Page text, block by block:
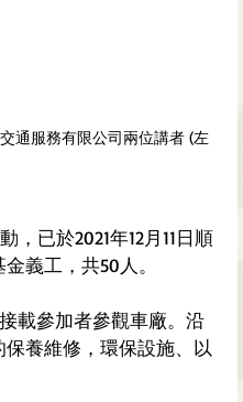
通服務有限公司兩位講者 (左
，已於2021年12月11日順
義工，共50人。
載參加者參觀車廠。沿
養維修，環保設施、以